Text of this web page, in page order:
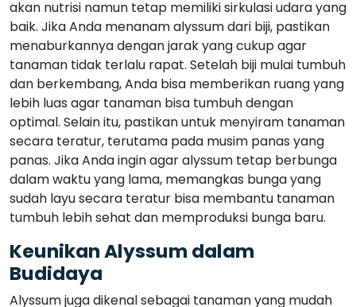
akan nutrisi namun tetap memiliki sirkulasi udara yang
baik. Jika Anda menanam alyssum dari biji, pastikan
menaburkannya dengan jarak yang cukup agar
tanaman tidak terlalu rapat. Setelah biji mulai tumbuh
dan berkembang, Anda bisa memberikan ruang yang
lebih luas agar tanaman bisa tumbuh dengan
optimal. Selain itu, pastikan untuk menyiram tanaman
secara teratur, terutama pada musim panas yang
panas. Jika Anda ingin agar alyssum tetap berbunga
dalam waktu yang lama, memangkas bunga yang
sudah layu secara teratur bisa membantu tanaman
tumbuh lebih sehat dan memproduksi bunga baru.
Keunikan Alyssum dalam
Budidaya
Alyssum juga dikenal sebagai tanaman yang mudah